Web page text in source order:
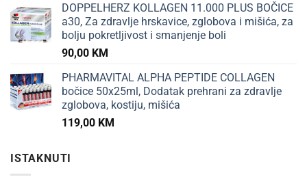
DOPPELHERZ KOLLAGEN 11.000 PLUS BOČICE
a30, Za zdravlje hrskavice, zglobova i mišića, za
bolju pokretljivost i smanjenje boli
90,00 KM
PHARMAVITAL ALPHA PEPTIDE COLLAGEN
bočice 50x25ml, Dodatak prehrani za zdravlje
zglobova, kostiju, mišića
119,00 KM
ISTAKNUTI